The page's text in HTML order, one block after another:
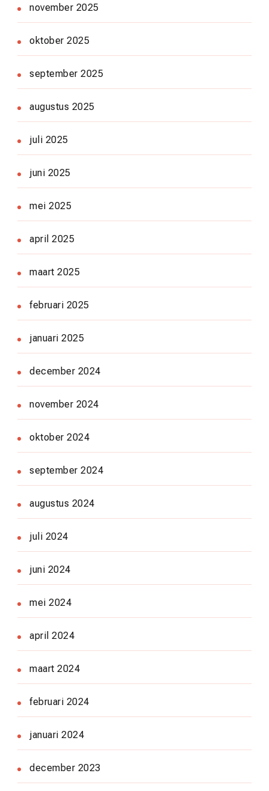
november 2025
oktober 2025
september 2025
augustus 2025
juli 2025
juni 2025
mei 2025
april 2025
maart 2025
februari 2025
januari 2025
december 2024
november 2024
oktober 2024
september 2024
augustus 2024
juli 2024
juni 2024
mei 2024
april 2024
maart 2024
februari 2024
januari 2024
december 2023